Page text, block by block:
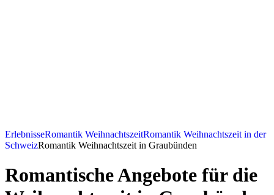
ErlebnisseRomantik WeihnachtszeitRomantik Weihnachtszeit in der
SchweizRomantik Weihnachtszeit in Graubünden
Romantische Angebote für die